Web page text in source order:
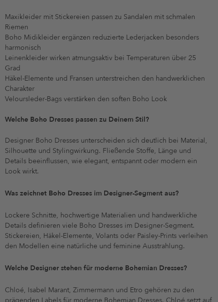
Maxikleider mit Stickereien passen zu Sandalen mit schmalen
Riemen
Boho Midikleider ergänzen reduzierte Lederjacken besonders
harmonisch
Leinenkleider wirken atmungsaktiv bei Temperaturen über 25
Grad
Häkel-Elemente und Fransen unterstreichen den handwerklichen
Charakter
Veloursleder-Bags verstärken den soften Boho Look
Welche Boho Dresses passen zu Deinem Stil?
Designer Boho Dresses unterscheiden sich deutlich bei Material,
Silhouette und Stylingwirkung. Fließende Stoffe, Länge und
Details beeinflussen, wie elegant, entspannt oder modern ein
Look wirkt.
Was zeichnet Boho Dresses im Designer-Segment aus?
Lockere Schnitte, hochwertige Materialien und handwerkliche
Details definieren viele Boho Dresses im Designer-Segment.
Stickereien, Häkel-Elemente, Volants oder Paisley-Prints verleihen
den Modellen eine natürliche und feminine Ausstrahlung.
Welche Designer stehen für moderne Bohemian Dresses?
Chloé, Isabel Marant, Zimmermann und Etro gehören zu den